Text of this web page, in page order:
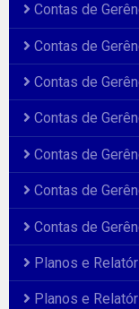
Contas de
Contas de
Contas de
Contas de
Contas de
Contas de
Contas de
Planos e
Planos e